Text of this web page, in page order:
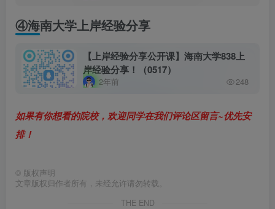
④海南大学上岸经验分享
【上岸经验分享公开课】海南大学838上
岸经验分享！（0517）
2年前 248
如果有你想看的院校，欢迎同学在我们评论区留言~优先安
排！
© 版权声明
文章版权归作者所有，未经允许请勿转载。
THE END